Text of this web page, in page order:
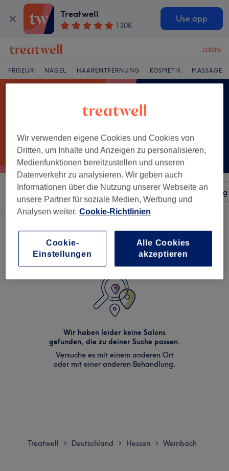
Treatwell
130K
Use app
LOGIN
FRISEUR NÄGEL HAARENTFERNUNG KOSMETIK MASSAGE
Sortieren nach Salons Expressangebote Bewertung
Wir haben leider keine Salons
gefunden, die zu deiner Suche passen.
Versuche es mit einem anderen Ort
oder mit einer anderen Behandlung.
Treatwell > Deutschland > Hessen > Weinbach
Wir verwenden eigene Cookies und Cookies von
Dritten, um Inhalte und Anzeigen zu personalisieren,
Medienfunktionen bereitzustellen und unseren
Datenverkehr zu analysieren. Wir geben auch
Informationen über die Nutzung unserer Webseite an
unsere Partner für soziale Medien, Werbung und
Analysen weiter. Cookie-Richtlinien
Cookie-
Einstellungen
Alle Cookies
akzeptieren